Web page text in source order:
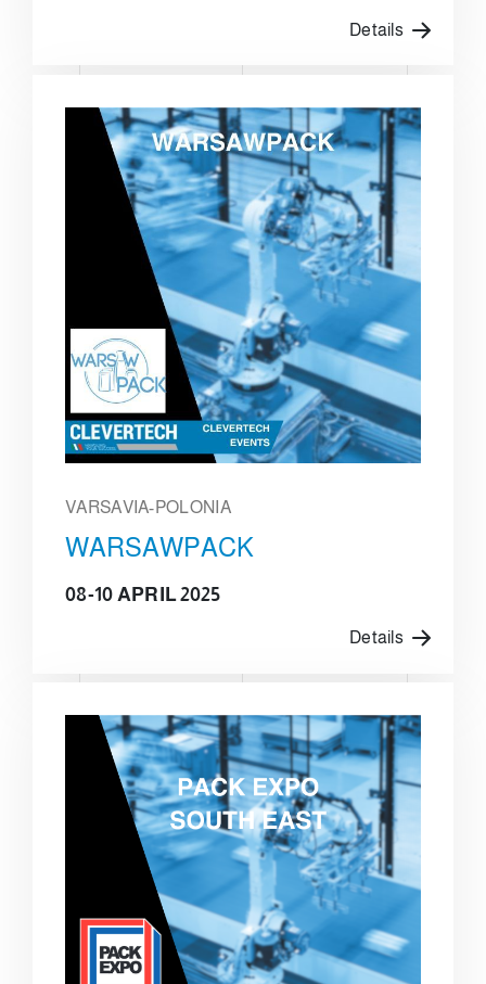
Details
VARSAVIA-POLONIA
WARSAWPACK
08-10 APRIL 2025
Details